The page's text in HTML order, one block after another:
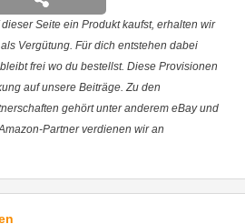
Seite ein Produkt kaufst, erhalten wir
Vergütung. Für dich entstehen dabei
frei wo du bestellst. Diese Provisionen
auf unsere Beiträge. Zu den
gehört unter anderem eBay und
Partner verdienen wir an